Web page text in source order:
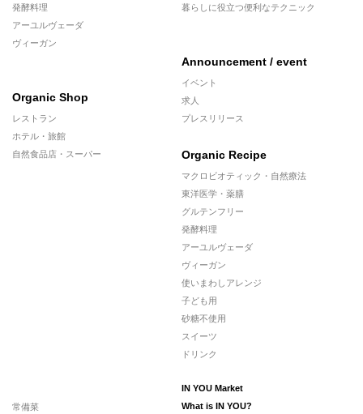
発酵料理
アーユルヴェーダ
ヴィーガン
Organic Shop
レストラン
ホテル・旅館
自然食品店・スーパー
暮らしに役立つ便利なテクニック
Announcement / event
イベント
求人
プレスリリース
Organic Recipe
マクロビオティック・自然療法
東洋医学・薬膳
グルテンフリー
発酵料理
アーユルヴェーダ
ヴィーガン
使いまわしアレンジ
子ども用
砂糖不使用
スイーツ
ドリンク
常備菜
IN YOU Market
What is IN YOU?